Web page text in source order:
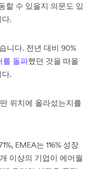
할 수 있을지 의문도 있
.
니다. 전년 대비 90%
를 돌파했던 것을 떠올
.
위치에 올라섰는지를
EMEA는 116% 성장
이상의 기업이 에어월